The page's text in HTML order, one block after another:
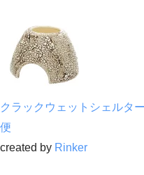
クラックウェットシェル
便
created by Rinker